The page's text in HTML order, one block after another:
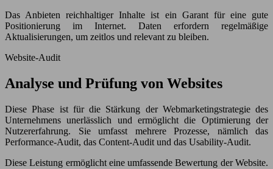
Das Anbieten reichhaltiger Inhalte ist ein Garant für eine gute
Positionierung im Internet. Daten erfordern regelmäßige
Aktualisierungen, um zeitlos und relevant zu bleiben.
Website-Audit
Analyse und Prüfung von Websites
Diese Phase ist für die Stärkung der Webmarketingstrategie des
Unternehmens unerlässlich und ermöglicht die Optimierung der
Nutzererfahrung. Sie umfasst mehrere Prozesse, nämlich das
Performance-Audit, das Content-Audit und das Usability-Audit.
Diese Leistung ermöglicht eine umfassende Bewertung der Website.